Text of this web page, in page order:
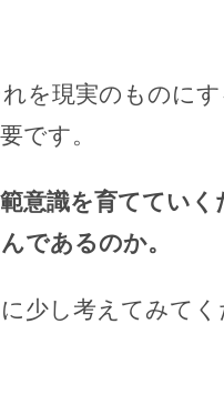
を現実のものに
です。
意識を育てていく
であるのか。
少し考えてみてく